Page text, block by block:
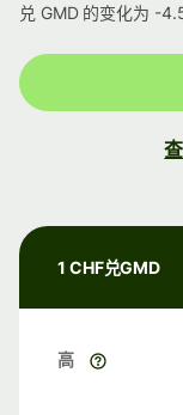
兑 GMD 的变化为 -
1 CHF兑GMD
高